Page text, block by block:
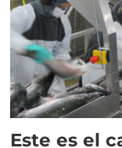
Este es el